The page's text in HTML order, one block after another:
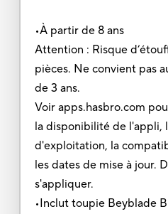
•À partir de 8 ans
Attention : Risque
pièces. Ne convient pas
de 3 ans.
Voir apps.hasbro.com
la disponibilité de l'appli,
d'exploitation, la
les dates de mise à jour.
s'appliquer.
•Inclut toupie Beyblade